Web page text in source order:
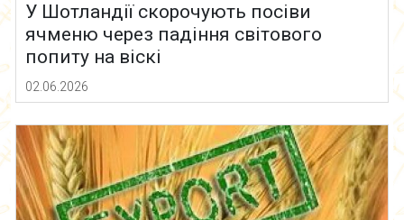
У Шотландії скорочують посіви
ячменю через падіння світового
попиту на віскі
02.06.2026